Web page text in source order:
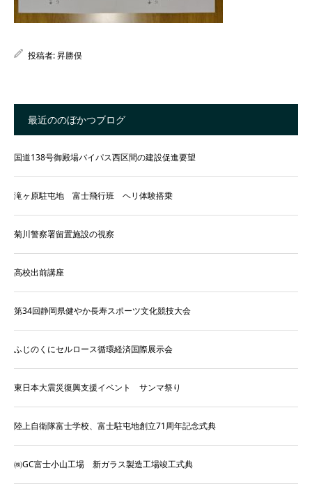
投稿者:昇勝俣
最近ののぼかつブログ
国道138号御殿場バイパス西区間の建設促進要望
滝ヶ原駐屯地 富士飛行班 ヘリ体験搭乗
菊川警察署留置施設の視察
高校出前講座
第34回静岡県健やか長寿スポーツ文化競技大会
ふじのくにセルロース循環経済国際展示会
東日本大震災復興支援イベント サンマ祭り
陸上自衛隊富士学校、富士駐屯地創立71周年記念式典
㈱GC富士小山工場 新ガラス製造工場竣工式典